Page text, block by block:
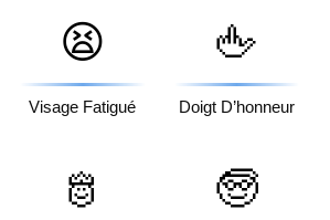
😫
Visage Fatigué
🖕
Doigt D’honneur
🫅 🧓